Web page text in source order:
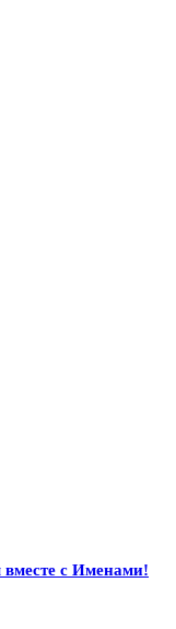
с Именами!